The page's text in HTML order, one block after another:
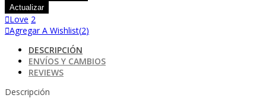
Love 2
Agregar A Wishlist(2)
DESCRIPCIÓN
ENVÍOS Y CAMBIOS
REVIEWS
Descripción